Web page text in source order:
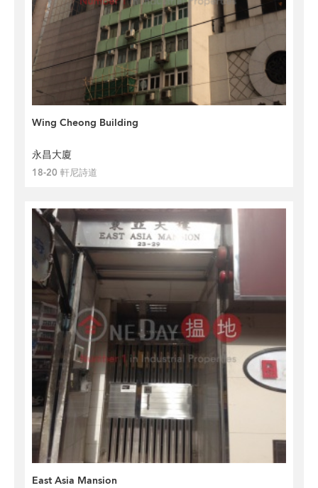
Wing Cheong Building
永昌大廈
18-20 軒尼詩道
East Asia Mansion